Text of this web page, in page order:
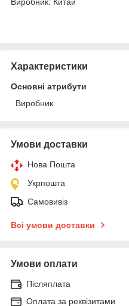
Характеристики
Основні атрибути
Виробник
Умови доставки
Нова Пошта
Укрпошта
Самовивіз
Всі умови доставки
Умови оплати
Післяплата
Оплата за реквізитами